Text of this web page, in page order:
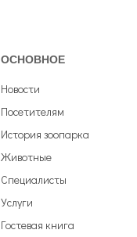
ОСНОВНОЕ
Новости
Посетителям
История зоопарка
Животные
Специалисты
Услуги
Гостевая книга